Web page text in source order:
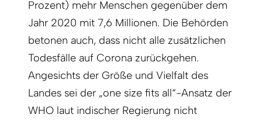
Prozent) mehr Menschen gegenüber dem
Jahr 2020 mit 7,6 Millionen. Die Behörden
betonen auch, dass nicht alle zusätzlichen
Todesfälle auf Corona zurückgehen.
Angesichts der Größe und Vielfalt des
Landes sei der „one size fits all“-Ansatz der
WHO laut indischer Regierung nicht